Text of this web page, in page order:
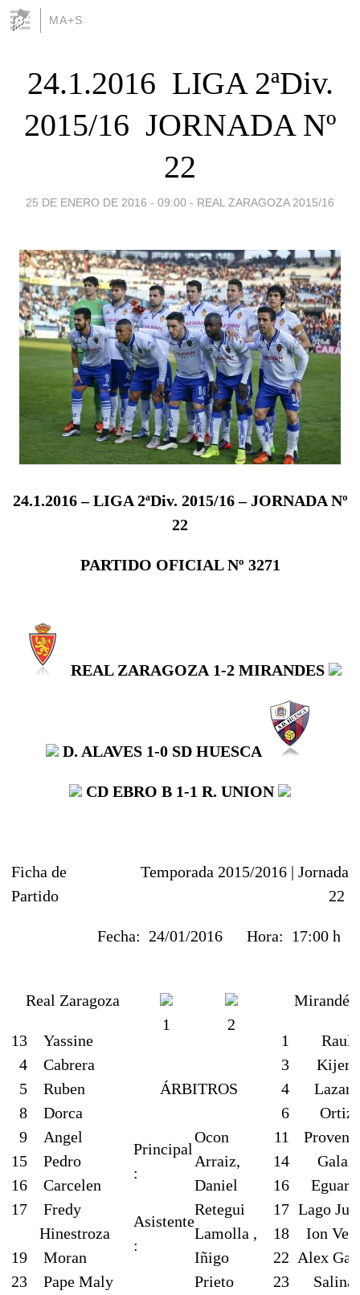
MA+S
24.1.2016  LIGA 2ªDiv.
2015/16  JORNADA Nº
22
25 DE ENERO DE 2016 - 09:00 - REAL ZARAGOZA 2015/16
24.1.2016 – LIGA 2ªDiv. 2015/16 –JORNADA Nº
22
PARTIDO OFICIAL Nº 3271
REAL ZARAGOZA 1-2 MIRANDES
D. ALAVES 1-0 SD HUESCA
CD EBRO B 1-1 R. UNION
Ficha de
Partido
Temporada 2015/2016 | Jornada
22
Fecha: 24/01/2016 Hora: 17:00 h
Real Zaragoza
13
Yassine
4
Cabrera
5
Ruben
8
Dorca
9
Angel
15
Pedro
16
Carcelen
17
Fredy
Hinestroza
19
Moran
23
Pape Maly
1 2
ÁRBITROS
Principal
:
Ocon
Arraiz,
Daniel
Asistente
:
Retegui
Lamolla ,
Iñigo
Prieto
Mirandés
1
Raul
3
Kijera
4
Lazaro
6
Ortiz
11
14
Galan
16
17 Lago
18
Ion
22 Alex
23
Salinas